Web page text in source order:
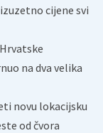
cijene svi
na dva velika
novu lokacijsku
od čvora